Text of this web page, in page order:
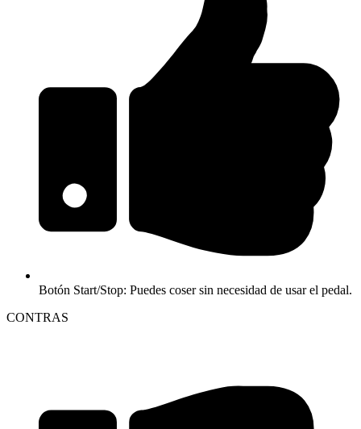
Botón Start/Stop: Puedes coser sin necesidad de usar el pedal.
CONTRAS